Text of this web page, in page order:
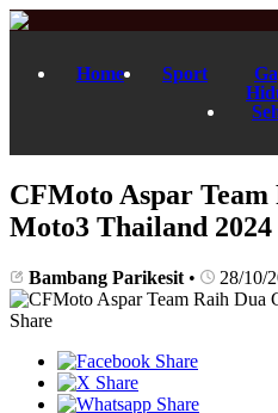
Home Sport
CFMoto Aspar
Moto3 Thailand 2024
Bambang Parikesit • 28/10/
Share